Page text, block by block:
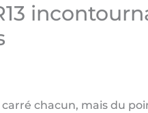
chacun, mais du